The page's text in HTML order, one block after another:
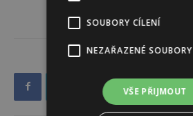
SOUBORY CÍLENÍ
NEZAŘAZENÉ SOUBORY
VŠE PŘIJMOUT